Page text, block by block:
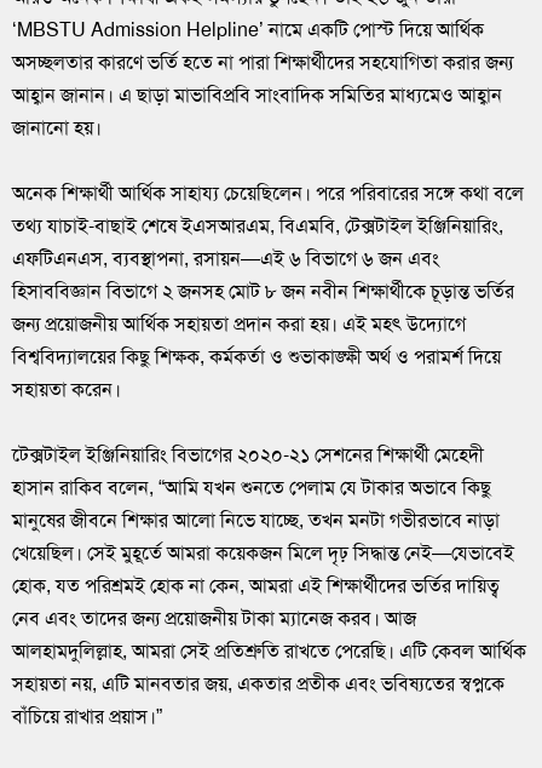
‘MBSTU Admission Helpline’ নামে একটি পোস্ট দিয়ে আর্থিক
অসচ্ছলতার কারণে ভর্তি হতে না পারা শিক্ষার্থীদের সহযোগিতা করার জন্য
আহ্বান জানান। এ ছাড়া মাভাবিপ্রবি সাংবাদিক সমিতির মাধ্যমেও আহ্বান
জানানো হয়।
‎অনেক শিক্ষার্থী আর্থিক সাহায্য চেয়েছিলেন। পরে পরিবারের সঙ্গে কথা বলে
তথ্য যাচাই-বাছাই শেষে ইএসআরএম, বিএমবি, টেক্সটাইল ইঞ্জিনিয়ারিং,
এফটিএনএস, ব্যবস্থাপনা, রসায়ন—এই ৬ বিভাগে ৬ জন এবং
হিসাববিজ্ঞান বিভাগে ২ জনসহ মোট ৮ জন নবীন শিক্ষার্থীকে চূড়ান্ত ভর্তির
জন্য প্রয়োজনীয় আর্থিক সহায়তা প্রদান করা হয়। এই মহৎ উদ্যোগে
বিশ্ববিদ্যালয়ের কিছু শিক্ষক, কর্মকর্তা ও শুভাকাঙ্ক্ষী অর্থ ও পরামর্শ দিয়ে
সহায়তা করেন।
‎টেক্সটাইল ইঞ্জিনিয়ারিং বিভাগের ২০২০-২১ সেশনের শিক্ষার্থী মেহেদী
হাসান রাকিব বলেন, “আমি যখন শুনতে পেলাম যে টাকার অভাবে কিছু
মানুষের জীবনে শিক্ষার আলো নিভে যাচ্ছে, তখন মনটা গভীরভাবে নাড়া
খেয়েছিল। সেই মুহূর্তে আমরা কয়েকজন মিলে দৃঢ় সিদ্ধান্ত নেই—যেভাবেই
হোক, যত পরিশ্রমই হোক না কেন, আমরা এই শিক্ষার্থীদের ভর্তির দায়িত্ব
নেব এবং তাদের জন্য প্রয়োজনীয় টাকা ম্যানেজ করব। আজ
আলহামদুলিল্লাহ, আমরা সেই প্রতিশ্রুতি রাখতে পেরেছি। এটি কেবল আর্থিক
সহায়তা নয়, এটি মানবতার জয়, একতার প্রতীক এবং ভবিষ্যতের স্বপ্নকে
বাঁচিয়ে রাখার প্রয়াস।”